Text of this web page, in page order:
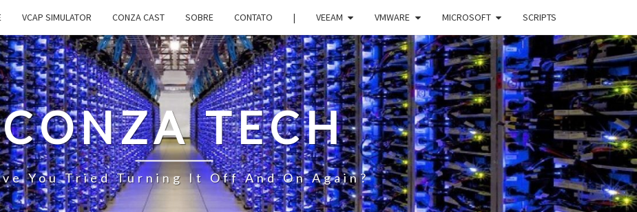
VCAP SIMULATOR CONZA CAST SOBRE CONTATO | VEEAM VMWARE MICROSOFT SCRIPTS
CONZA TECH
You Tried Turning It Off And On Again?